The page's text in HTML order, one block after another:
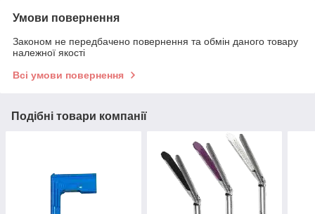
Умови повернення
Законом не передбачено повернення та обмін даного товару
належної якості
Всі умови повернення
Подібні товари компанії